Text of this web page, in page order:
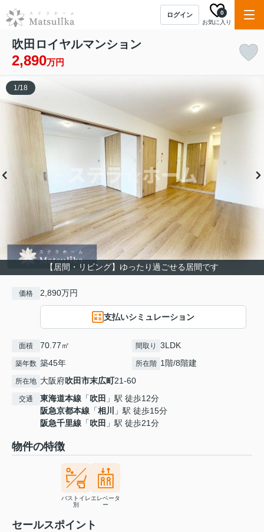
ログイン
お気に入り
0
吹田ロイヤルマンション
2,890万円
【居間・リビング】ゆったり過ごせる居間です
1/18
価格 2,890万円
支払いシミュレーション
面積 70.77㎡ 間取り 3LDK
築年数 築45年 所在階 1階/8階建
所在地 大阪府吹田市末広町21-60
交通 東海道本線 「吹田 」駅 徒歩12分
阪急京都本線 「相川
」駅 徒歩15分
阪急千里線 「吹田 」駅 徒歩21分
物件の特徴
バストイレ
別
エレベータ
ー
セールスポイント